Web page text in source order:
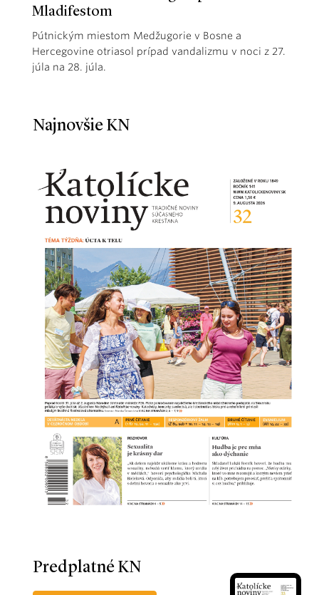
Mladifestom
Pútnickým miestom Medžugorie v Bosne a
Hercegovine otriasol prípad vandalizmu v noci z 27.
júla na 28. júla.
Najnovšie KN
Predplatné KN